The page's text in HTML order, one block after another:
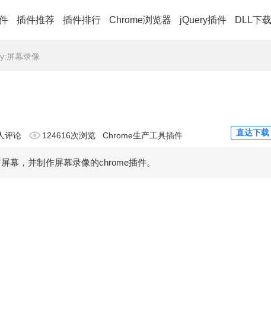
插件推荐 插件排行 Chrome浏览器 jQuery插件 DLL下载
屏幕录像
评论 124616次浏览 Chrome生产工具插件 直达下载
幕，并制作屏幕录像的chrome插件。